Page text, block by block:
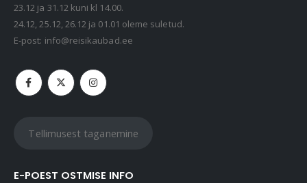
23.12 ja 31.12 kuni kl 14.00.
24.12, 25.12, 26.12 ja 01.01 oleme suletud.
E-post: info@reisikaubad.ee
Tellimusest taganemine
E-POEST OSTMISE INFO